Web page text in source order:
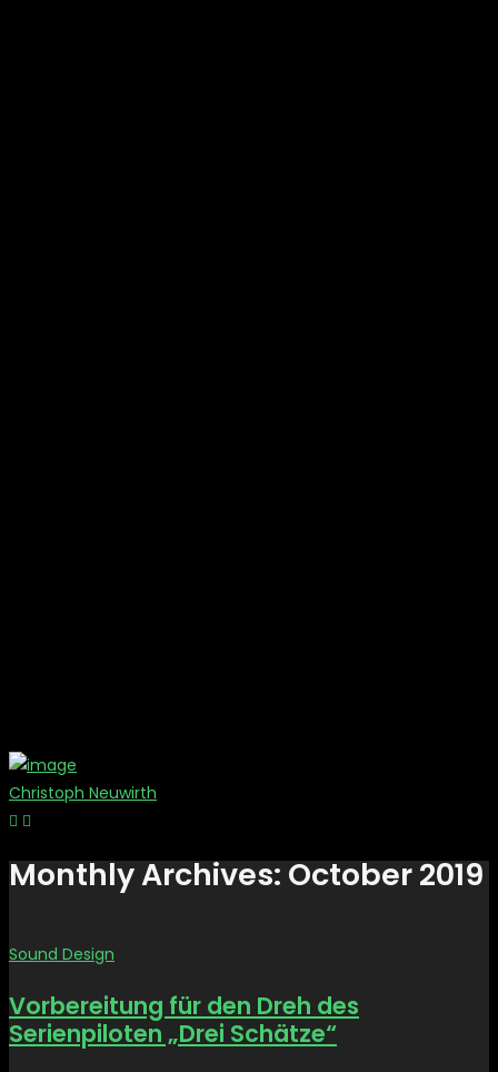
Christoph Neuwirth
Monthly Archives: October 2019
Sound Design
Vorbereitung für den Dreh des
Serienpiloten „Drei Schätze“